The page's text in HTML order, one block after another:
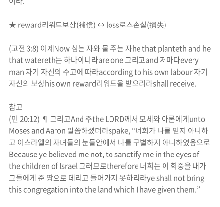
★ reward리워드보상(補償)↔loss로스손실(損失)
(고전 3:8) 이제Now심는 자와 물 주는 자he that planteth and he
that watereth는 하나이니라are one그리고and 저마다every
man 자기 자신의 수고에 따라according to his own labour자기
자신의 보상his own reward리워드을 받으리라shall receive.
참고
(민 20:12) ¶ 그리고And 주the LORD께서 모세와 아론에게unto
Moses and Aaron 말씀하셨더라spake, “너희가 나를 믿지 아니하
고 이스라엘의 자녀들의 눈들안에서 나를 구별하지 아니하였음으로
Because ye believed me not, to sanctify me in the eyes of
the children of Israel그러므로therefore너희는 이 회중을 내가
그들에게 준 땅으로 데리고 들어가지 못하리라ye shall not bring
this congregation into the land which I have given them.”